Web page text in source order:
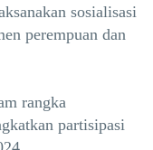
sosialisasi
perempuan dan
rangka
partisipasi